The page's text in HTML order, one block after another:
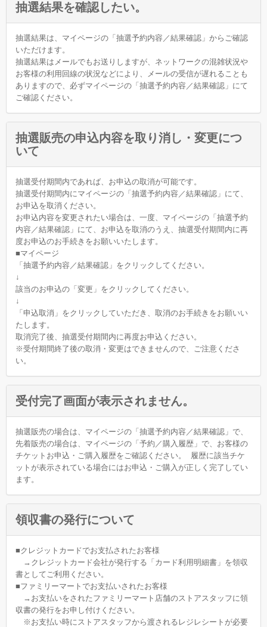
抽選結果を確認したい。
抽選結果は、マイページの「抽選予約内容／結果確認」からご確認
いただけます。
抽選結果はメールでもお送りしますが、ネットワークの混雑状況や
お客様の利用回線の状況などにより、メールの受信が遅れることも
ありますので、必ずマイページの「抽選予約内容／結果確認」にて
ご確認ください。
抽選販売の申込内容を取り消し・変更につ
いて
抽選受付期間内であれば、お申込の取消が可能です。
抽選受付期間内にマイページの「抽選予約内容／結果確認」にて、
お申込を取消ください。
お申込内容を変更されたい場合は、一度、マイページの「抽選予約
内容／結果確認」にて、お申込を取消のうえ、抽選受付期間内に再
度お申込のお手続きをお願いいたします。
■マイページ
「抽選予約内容／結果確認」をクリックしてください。
↓
該当のお申込の「変更」をクリックしてください。
↓
「申込取消」をクリックしていただき、取消のお手続きをお願いい
たします。
取消完了後、抽選受付期間内に再度お申込ください。
※受付期間終了後の取消・変更はできませんので、ご注意くださ
い。
受付完了画面が表示されません。
抽選販売の場合は、マイページの「抽選予約内容／結果確認」で、
先着販売の場合は、マイページの「予約／購入履歴」で、お客様の
チケットお申込・ご購入履歴をご確認ください。
履歴に該当チケ
ットが表示されている場合にはお申込・ご購入が正しく完了してい
ます。
領収書の発行について
■クレジットカードでお支払されたお客様
→クレジットカード会社が発行する「カード利用明細書」を領収
書としてご利用ください。
■ファミリーマートでお支払いされたお客様
→お支払いをされたファミリーマート店舗のストアスタッフに領
収書の発行をお申し付けください。
※お支払い時にストアスタッフから渡されるレジレシートが必要